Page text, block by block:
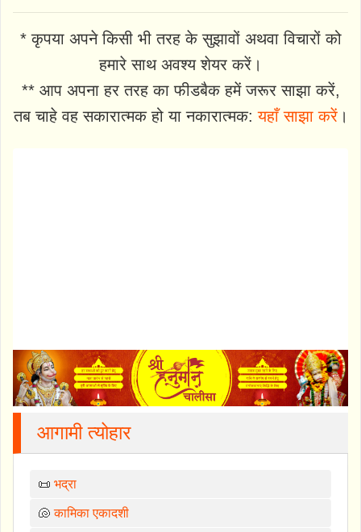
* कृपया अपने किसी भी तरह के सुझावों अथवा विचारों को
हमारे साथ अवश्य शेयर करें।
** आप अपना हर तरह का फीडबैक हमें जरूर साझा करें,
तब चाहे वह सकारात्मक हो या नकारात्मक:यहाँ साझा करें।
आगामी त्योहार
📜 भद्रा
🐚कामिका एकादशी